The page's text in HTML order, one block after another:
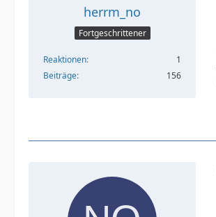
herrm_no
Fortgeschrittener
Reaktionen
1
Beiträge
156